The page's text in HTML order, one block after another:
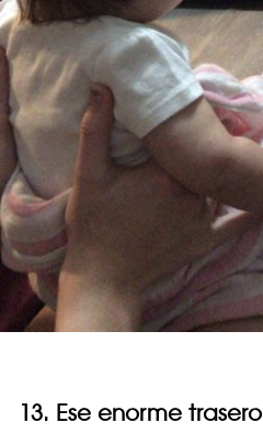
13. Ese enorme trasero